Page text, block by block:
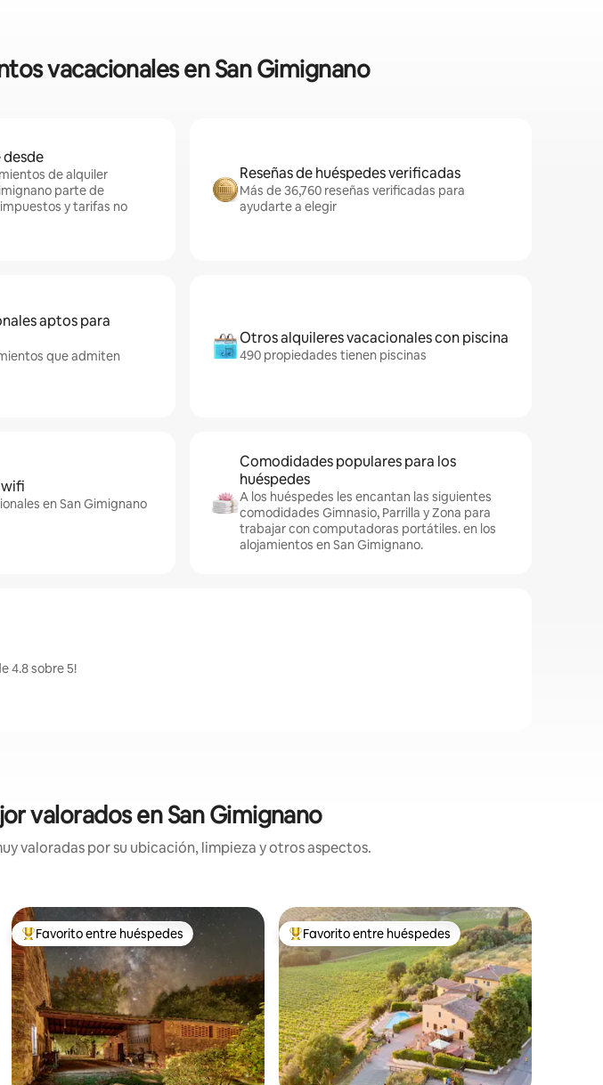
vacacionales en San Gimignano
desde
de alquiler
parte de
y tarifas no
Reseñas de huéspedes verificadas
Más de 36,760 reseñas verificadas para
ayudarte a elegir
aptos para
que admiten
Otros alquileres vacacionales con piscina
490 propiedades tienen piscinas
en San Gimignano
Comodidades populares para los
huéspedes
A los huéspedes les encantan las siguientes
comodidades Gimnasio, Parrilla y Zona para
trabajar con computadoras portátiles. en los
alojamientos en San Gimignano.
4.8 sobre 5!
valorados en San Gimignano
valoradas por su ubicación, limpieza y otros aspectos.
Favorito entre huéspedes preferido
Favorito entre huéspedes Favorito entre huéspedes preferido
Favorito entre huéspedes